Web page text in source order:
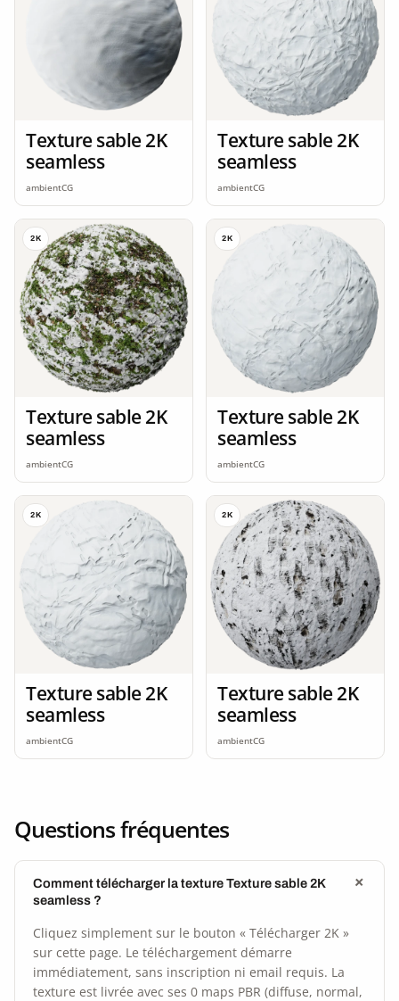
Texture sable 2K
seamless
ambientCG
Texture sable 2K
seamless
ambientCG
2K
Texture sable 2K
seamless
ambientCG
2K
Texture sable 2K
seamless
ambientCG
2K
Texture sable 2K
seamless
ambientCG
2K
Texture sable 2K
seamless
ambientCG
Questions fréquentes
Comment télécharger la texture Texture sable 2K
seamless ?
Cliquez simplement sur le bouton « Télécharger 2K »
sur cette page. Le téléchargement démarre
immédiatement, sans inscription ni email requis. La
texture est livrée avec ses 0 maps PBR (diffuse, normal,